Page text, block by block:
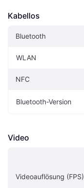
Kabellos
Bluetooth
WLAN
NFC
Bluetooth-Version
Video
Videoauflösung (FPS)